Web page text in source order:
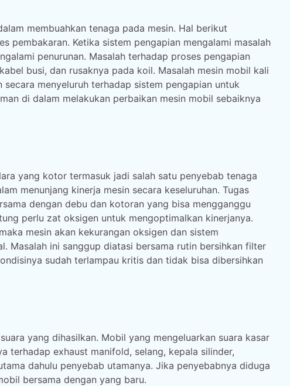
membuahkan tenaga pada mesin. Hal berikut
pembakaran. Ketika sistem pengapian mengalami masalah
penurunan. Masalah terhadap proses pengapian
busi, dan rusaknya pada koil. Masalah mesin mobil kali
menyeluruh terhadap sistem pengapian untuk
di dalam melakukan perbaikan mesin mobil sebaiknya
yang kotor termasuk jadi salah satu penyebab tenaga
menunjang kinerja mesin secara keseluruhan. Tugas
dengan debu dan kotoran yang bisa mengganggu
perlu zat oksigen untuk mengoptimalkan kinerjanya.
mesin akan kekurangan oksigen dan sistem
Masalah ini sanggup diatasi bersama rutin bersihkan filter
sudah terlampau kritis dan tidak bisa dibersihkan
yang dihasilkan. Mobil yang mengeluarkan suara kasar
terhadap exhaust manifold, selang, kepala silinder,
dahulu penyebab utamanya. Jika penyebabnya diduga
bersama dengan yang baru.